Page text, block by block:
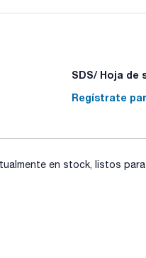
SDS/ Hoja de
Regístrate
en stock, listos